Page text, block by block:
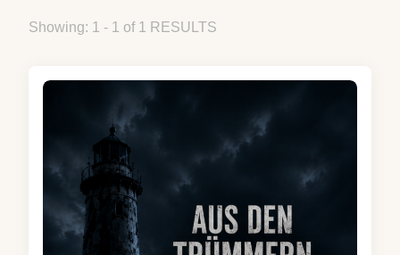
Showing: 1 - 1 of 1 RESULTS